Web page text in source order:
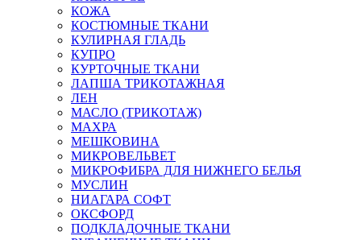
КОЖА
КОСТЮМНЫЕ ТКАНИ
КУЛИРНАЯ ГЛАДЬ
КУПРО
КУРТОЧНЫЕ ТКАНИ
ЛАПША ТРИКОТАЖНАЯ
ЛЕН
МАСЛО (ТРИКОТАЖ)
МАХРА
МЕШКОВИНА
МИКРОВЕЛЬВЕТ
МИКРОФИБРА ДЛЯ НИЖНЕГО БЕЛЬЯ
МУСЛИН
НИАГАРА СОФТ
ОКСФОРД
ПОДКЛАДОЧНЫЕ ТКАНИ